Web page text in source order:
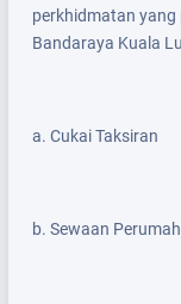
perkhidmatan yang
Bandaraya Kuala
a. Cukai Taksiran
b. Sewaan